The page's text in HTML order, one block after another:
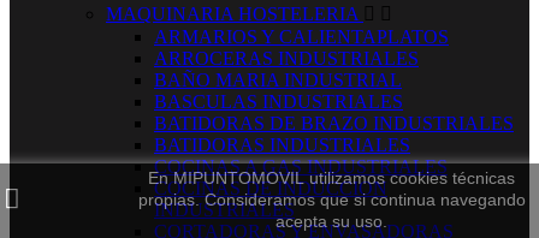
En MIPUNTOMOVIL utilizamos cookies técnicas
propias. Consideramos que si continua navegando
acepta su uso.
MAQUINARIA HOSTELERIA  
ARMARIOS Y CALIENTAPLATOS
ARROCERAS INDUSTRIALES
BAÑO MARIA INDUSTRIAL
BASCULAS INDUSTRIALES
BATIDORAS DE BRAZO INDUSTRIALES
BATIDORAS INDUSTRIALES
COCINAS A GAS INDUSTRIALES
COCINAS DE INDUCCION
INDUSTRIALES
CORTADORAS Y ENVASADORAS